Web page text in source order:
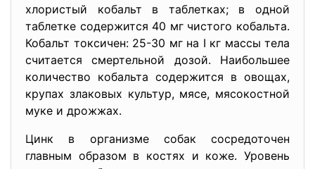
хлористый кобальт в таблетках; в одной
таблетке содержится 40 мг чистого кобальта.
Кобальт токсичен: 25-30 мг на I кг массы тела
считается смертельной дозой. Наибольшее
количество кобальта содержится в овощах,
крупах злаковых культур, мясе, мясокостной
муке и дрожжах.
Цинк в организме собак сосредоточен
главным образом в костях и коже. Уровень